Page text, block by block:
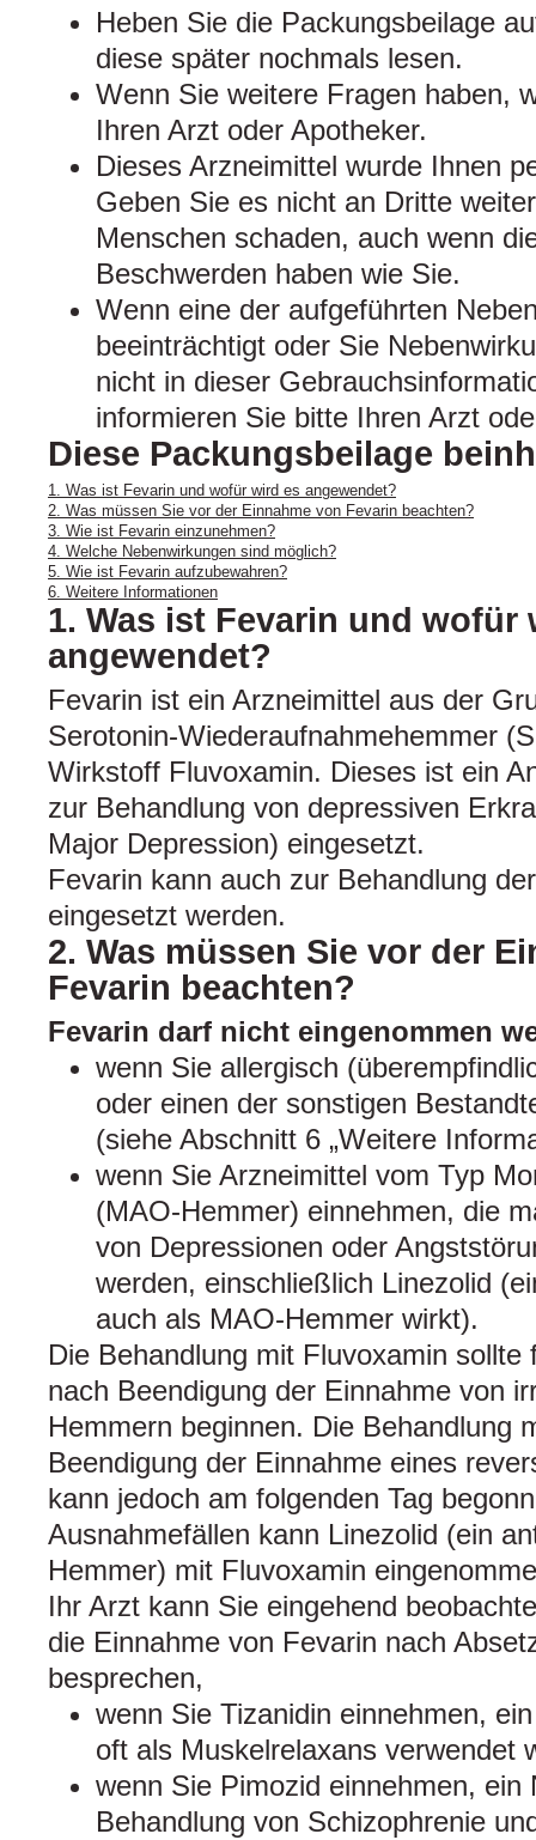
Heben Sie die Packungsbeilage
diese später nochmals lesen.
Wenn Sie weitere Fragen haben,
Ihren Arzt oder Apotheker.
Dieses Arzneimittel wurde Ihnen
Geben Sie es nicht an Dritte
Menschen schaden, auch wenn
Beschwerden haben wie Sie.
Wenn eine der aufgeführten
beeinträchtigt oder Sie
nicht in dieser
informieren Sie bitte Ihren Arzt
Diese Packungsbeilage
1. Was ist Fevarin und wofür wird es angewendet?
2. Was müssen Sie vor der Einnahme von Fevarin beachten?
3. Wie ist Fevarin einzunehmen?
4. Welche Nebenwirkungen sind möglich?
5. Wie ist Fevarin aufzubewahren?
6. Weitere Informationen
1. Was ist Fevarin und wofür
angewendet?
Fevarin ist ein Arzneimittel aus der
Serotonin-Wiederaufnahmehemmer
Wirkstoff Fluvoxamin. Dieses ist ein
zur Behandlung von depressiven
Major Depression) eingesetzt.
Fevarin kann auch zur Behandlung
eingesetzt werden.
2. Was müssen Sie vor der
Fevarin beachten?
Fevarin darf nicht eingenommen
wenn Sie allergisch
oder einen der sonstigen
(siehe Abschnitt 6 „Weitere
wenn Sie Arzneimittel vom Typ
(MAO-Hemmer) einnehmen, die
von Depressionen oder
werden, einschließlich Linezolid
auch als MAO-Hemmer wirkt).
Die Behandlung mit Fluvoxamin sollte
nach Beendigung der Einnahme von
Hemmern beginnen. Die Behandlung
Beendigung der Einnahme eines
kann jedoch am folgenden Tag
Ausnahmefällen kann Linezolid (ein
Hemmer) mit Fluvoxamin
Ihr Arzt kann Sie eingehend
die Einnahme von Fevarin nach
besprechen,
wenn Sie Tizanidin einnehmen,
oft als Muskelrelaxans verwendet
wenn Sie Pimozid einnehmen, ein
Behandlung von Schizophrenie